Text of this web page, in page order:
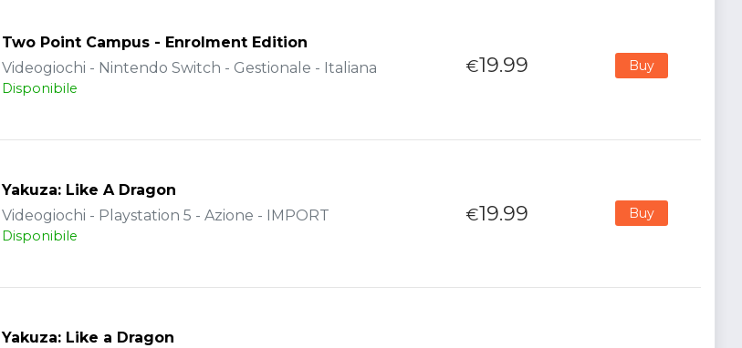
Two Point Campus - Enrolment Edition
Videogiochi - Nintendo Switch - Gestionale - Italiana
Disponibile
€19.99 Buy
Yakuza: Like A Dragon
Videogiochi - Playstation 5 - Azione - IMPORT
Disponibile
€19.99 Buy
Yakuza: Like a Dragon